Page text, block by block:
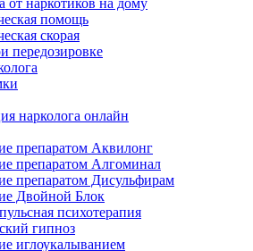
от наркотиков на дому
помощь
скорая
передозировке
нарколога онлайн
препаратом Аквилонг
препаратом Алгоминал
препаратом Дисульфирам
Двойной Блок
психотерапия
гипноз
иглоукалыванием